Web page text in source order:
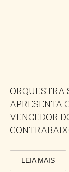
ORQUESTRA
APRESENTA
VENCEDOR
LEIA MAIS